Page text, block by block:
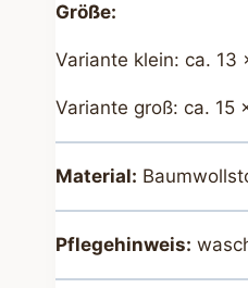
Größe:
Variante klein: ca. 13
Variante groß: ca. 15
Material:
Pflegehinweis: